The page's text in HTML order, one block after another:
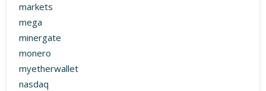
markets
mega
minergate
monero
myetherwallet
nasdaq